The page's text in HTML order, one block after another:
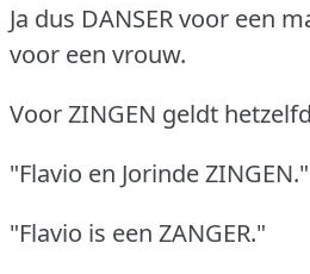
Ja dus DANSER voor een
voor een vrouw.
Voor ZINGEN geldt
"Flavio en Jorinde ZINGEN."
"Flavio is een ZANGER."